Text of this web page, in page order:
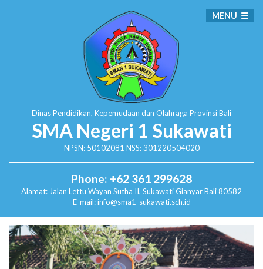
Dinas Pendidikan, Kepemudaan dan Olahraga Provinsi Bali
SMA Negeri 1 Sukawati
NPSN: 50102081 NSS: 301220504020
Phone: +62 361 299628
Alamat: Jalan Lettu Wayan Sutha II, SukawatiGianyar Bali 80582
E-mail: info@sma1-sukawati.sch.id
MENU